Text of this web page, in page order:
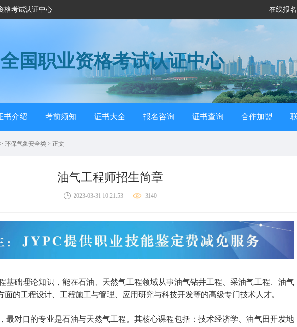
格考试认证中心 在线报名
国职业资格考试认证中心
书介绍 考前须知 证书大全 报名咨询 证书查询 合作加盟
> 环保气象安全类 > 正文
油气工程师招生简章
2023-03-31 10:21:53 3140
基础理论知识，能在石油、天然气工程领域从事油气钻井工程、采油气工程、油气
面的工程设计、工程施工与管理、应用研究与科技开发等的高级专门技术人才。
最对口的专业是石油与天然气工程。其核心课程包括：技术经济学、油气田开发地